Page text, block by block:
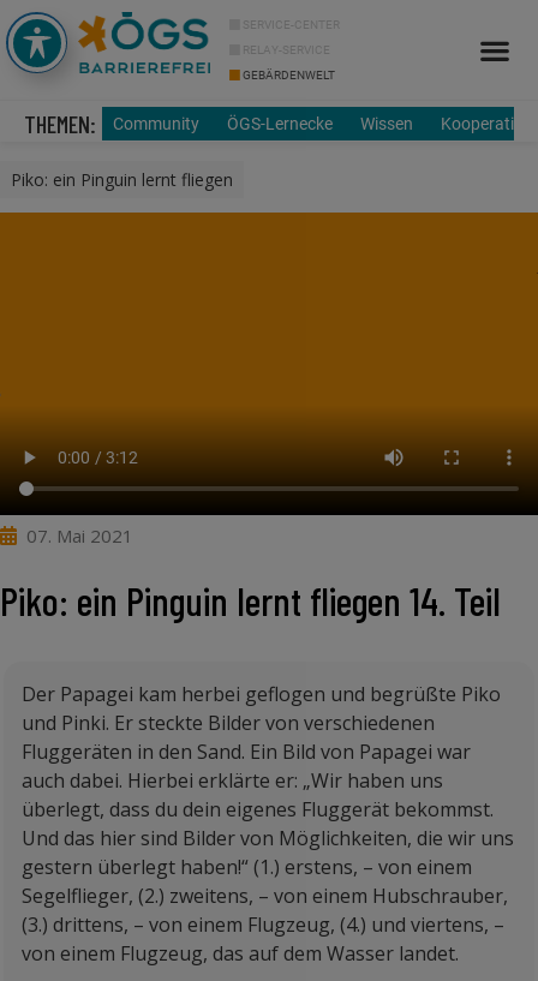
SERVICE-CENTER
RELAY-SERVICE
GEBÄRDENWELT
THEMEN: Community ÖGS-Lernecke Wissen
Piko: ein Pinguin lernt fliegen
07. Mai 2021
Piko: ein Pinguin lernt fliegen 14. Teil
Der Papagei kam herbei geflogen und begrüßte Piko
und Pinki. Er steckte Bilder von verschiedenen
Fluggeräten in den Sand. Ein Bild von Papagei war
auch dabei. Hierbei erklärte er: „Wir haben uns
überlegt, dass du dein eigenes Fluggerät bekommst.
Und das hier sind Bilder von Möglichkeiten, die wir uns
gestern überlegt haben!“ (1.) erstens, – von einem
Segelflieger, (2.) zweitens, – von einem Hubschrauber,
(3.) drittens, – von einem Flugzeug, (4.) und viertens, –
von einem Flugzeug, das auf dem Wasser landet.